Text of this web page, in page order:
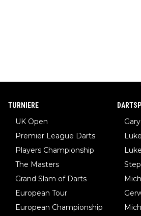
TURNIERE
UK Open
Premier League Darts
Players Championship
The Masters
Grand Slam of Darts
European Tour
European Championship